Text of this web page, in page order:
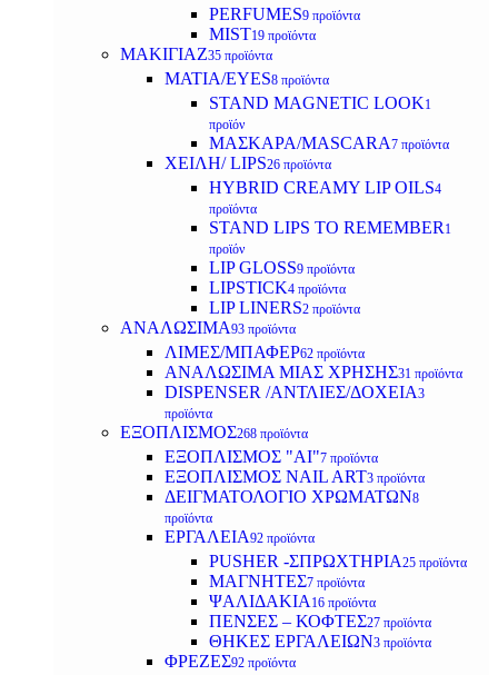
PERFUMES9 προϊόντα
MIST19 προϊόντα
ΜΑΚΙΓΙΑΖ35 προϊόντα
ΜΑΤΙΑ/EYES8 προϊόντα
STAND MAGNETIC LOOK1
προϊόν
ΜΑΣΚΑΡΑ/MASCARA7 προϊόντα
ΧΕΙΛΗ/ LIPS26 προϊόντα
HYBRID CREAMY LIP OILS4
προϊόντα
STAND LIPS TO REMEMBER 1
προϊόν
LIP GLOSS9 προϊόντα
LIPSTICK4 προϊόντα
LIP LINERS2 προϊόντα
ΑΝΑΛΩΣΙΜΑ93 προϊόντα
ΛΙΜΕΣ/ΜΠΑΦΕΡ62 προϊόντα
ΑΝΑΛΩΣΙΜΑ ΜΙΑΣ ΧΡΗΣΗΣ31 προϊόντα
DISPENSER /ΑΝΤΛΙΕΣ/ΔΟΧΕΙΑ3
προϊόντα
ΕΞΟΠΛΙΣΜΟΣ268 προϊόντα
ΕΞΟΠΛΙΣΜΟΣ "AI"7 προϊόντα
ΕΞΟΠΛΙΣΜΟΣ NAIL ART3 προϊόντα
ΔΕΙΓΜΑΤΟΛΟΓΙΟ ΧΡΩΜΑΤΩΝ8
προϊόντα
ΕΡΓΑΛΕΙΑ92 προϊόντα
PUSHER -ΣΠΡΩΧΤΗΡΙΑ25 προϊόντα
ΜΑΓΝΗΤΕΣ7 προϊόντα
ΨΑΛΙΔΑΚΙΑ 16 προϊόντα
ΠΕΝΣΕΣ – ΚΟΦΤΕΣ27 προϊόντα
ΘΗΚΕΣ ΕΡΓΑΛΕΙΩΝ3 προϊόντα
ΦΡΕΖΕΣ92 προϊόντα